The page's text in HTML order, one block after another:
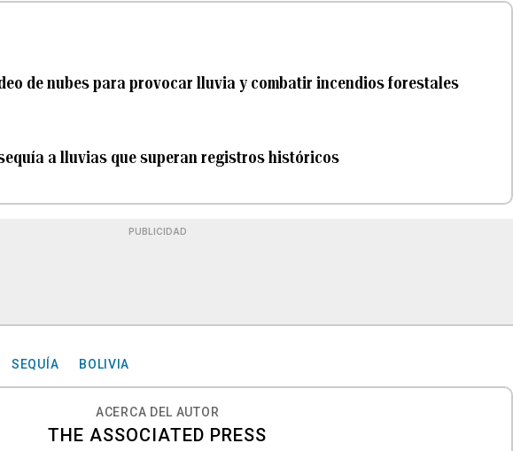
de nubes para provocar lluvia y combatir incendios forestales
a lluvias que superan registros históricos
PUBLICIDAD
SEQUÍA BOLIVIA
ACERCA DEL AUTOR
THE ASSOCIATED PRESS